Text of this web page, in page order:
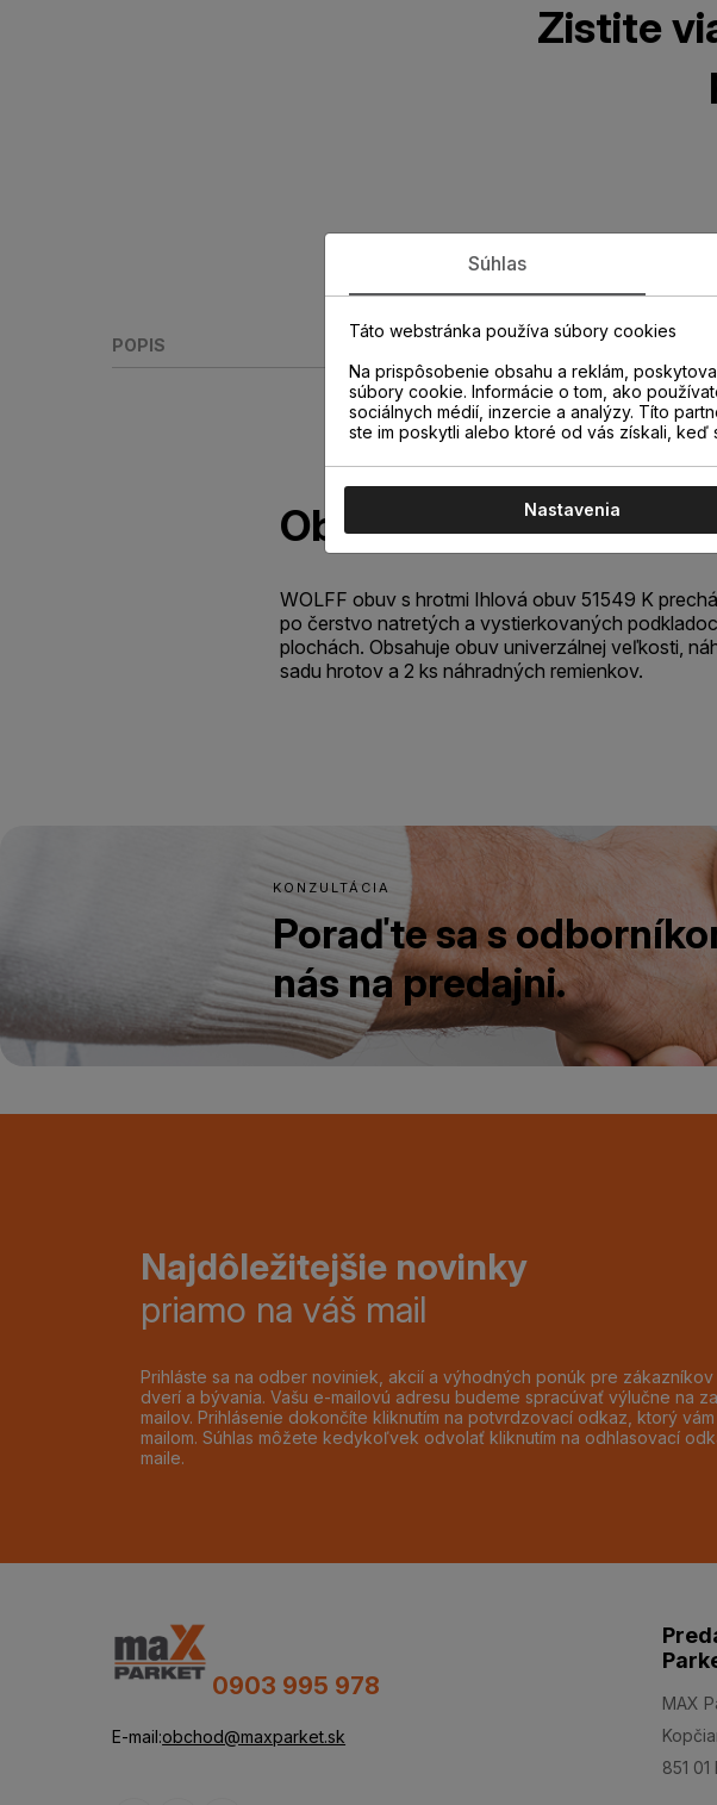
Zistite
POPIS
Obuv s hrotmi SPIKY
WOLFF obuv s hrotmi Ihlová obuv 51549 K
po čerstvo natretých a vystierkovaných
plochách. Obsahuje obuv univerzálnej veľkosti,
sadu hrotov a 2 ks náhradných remienkov.
KONZULTÁCIA
Poraďte sa s
nás na predajni.
Najdôležitejšie novinky
priamo na váš mail
Prihláste sa na odber noviniek, akcií a výhodných ponúk pre zákazníkov
dverí a bývania. Vašu e-mailovú adresu budeme spracúvať výlučne na
mailov. Prihlásenie dokončíte kliknutím na potvrdzovací odkaz, ktorý
mailom. Súhlas môžete kedykoľvek odvolať kliknutím na odhlasovací
maile.
0903 995 978
E-mail:obchod@maxparket.sk
MAX
851 01
Súhlas
Táto webstránka používa súbory cookies
Na prispôsobenie obsahu a reklám,
súbory cookie. Informácie o tom, ako
sociálnych médií, inzercie a analýzy. Títo
ste im poskytli alebo ktoré od vás získali, keď
Nastavenia